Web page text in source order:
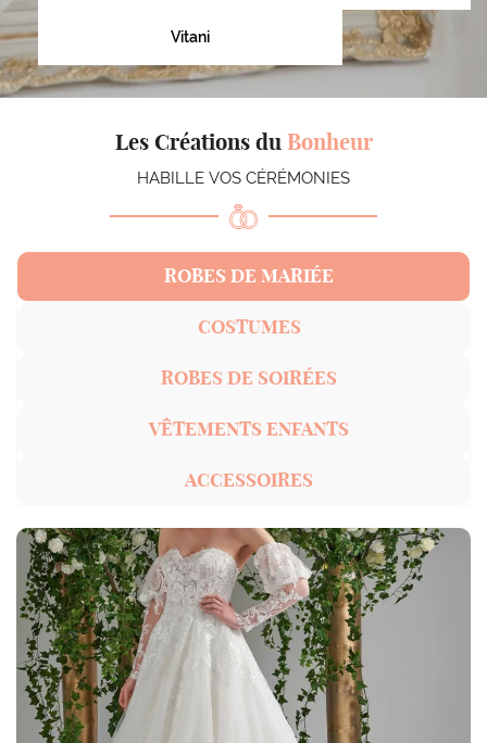
Les Créations du Bonheur
HABILLE VOS CÉRÉMONIES
ROBES DE MARIÉE
COSTUMES
ROBES DE SOIRÉES
VÊTEMENTS ENFANTS
ACCESSOIRES